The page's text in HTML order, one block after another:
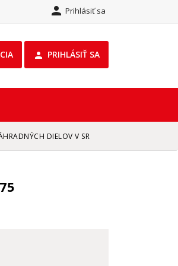
 Prihlásiť sa
 PRIHLÁSIŤ SA
DIELOV V SR